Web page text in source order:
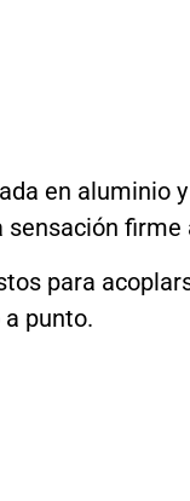
en aluminio
firme
para
punto.